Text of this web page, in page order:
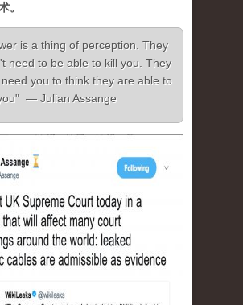
。
is a thing of perception. They
need to be able to kill you. They
need you to think they are able to
— Julian Assange